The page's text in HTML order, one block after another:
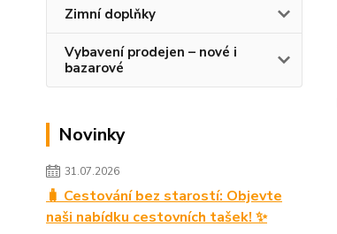
Zimní doplňky
Vybavení prodejen – nové i
bazarové
Novinky
31.07.2026
🧳 Cestování bez starostí: Objevte
naši nabídku cestovních tašek! ✨